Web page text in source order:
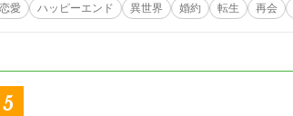
恋愛 ハッピーエンド 異世界 婚約 転生 再会
5